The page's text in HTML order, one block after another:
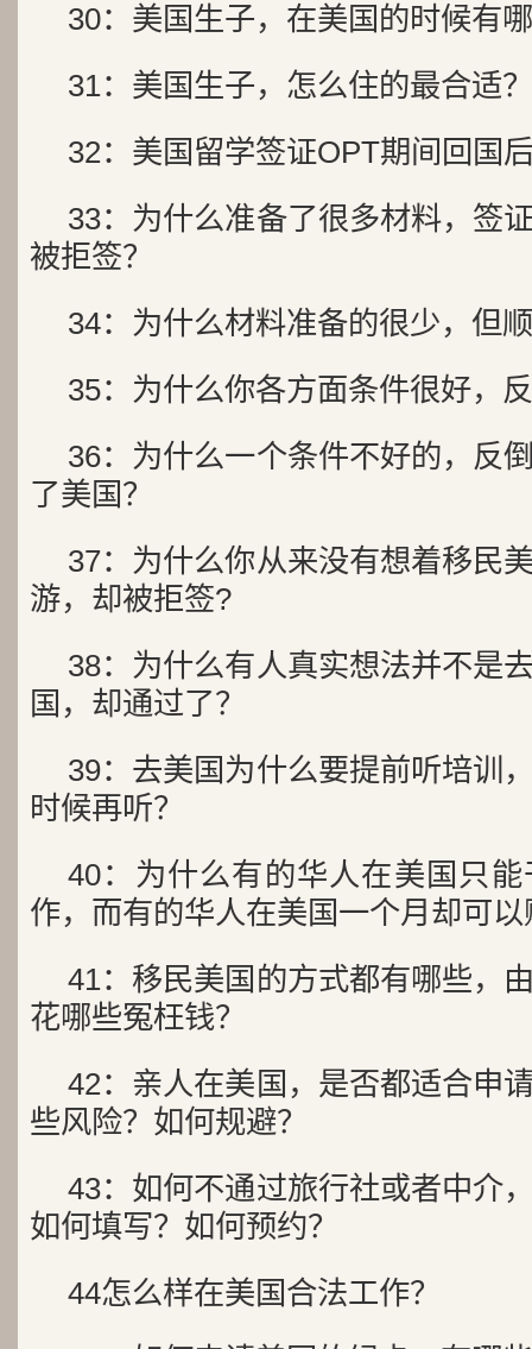
30：美国生子，在美国的时候
31：美国生子，怎么住的最合
32：美国留学签证OPT期间回
33：为什么准备了很多材料，签
被拒签？
34：为什么材料准备的很少，
35：为什么你各方面条件很好
36：为什么一个条件不好的，反
了美国？
37：为什么你从来没有想着移民
游，却被拒签?
38：为什么有人真实想法并不是
国，却通过了？
39：去美国为什么要提前听培训
时候再听？
40：为什么有的华人在美国只
作，而有的华人在美国一个月却可
41：移民美国的方式都有哪些，
花哪些冤枉钱？
42：亲人在美国，是否都适合申
些风险？如何规避？
43：如何不通过旅行社或者中介
如何填写？如何预约？
44怎么样在美国合法工作？